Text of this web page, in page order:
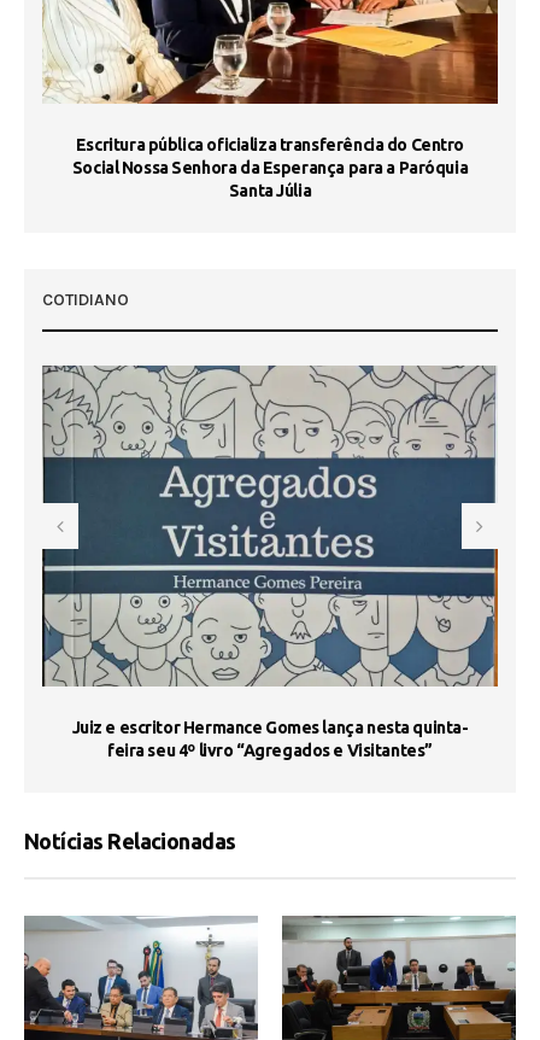
Escritura pública oficializa transferência do Centro
Social Nossa Senhora da Esperança para a Paróquia
Santa Júlia
COTIDIANO
Juiz e escritor Hermance Gomes lança nesta quinta-
feira seu 4º livro “Agregados e Visitantes”
Notícias Relacionadas